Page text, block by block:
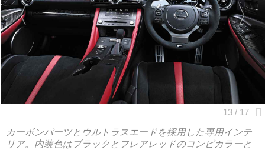
カーボンパーツとウルトラスエードを採用した専用インテ
リア。内装色はブラックとフレアレッドのコンビカラーと